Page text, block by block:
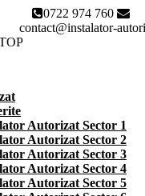
0722 974 760
contact@instalator-
Autorizat Sector 1
Autorizat Sector 2
Autorizat Sector 3
Autorizat Sector 4
Autorizat Sector 5